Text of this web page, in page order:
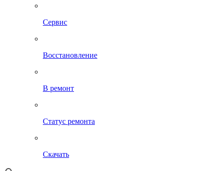
Сервис
Восстановление
В ремонт
Статус ремонта
Скачать